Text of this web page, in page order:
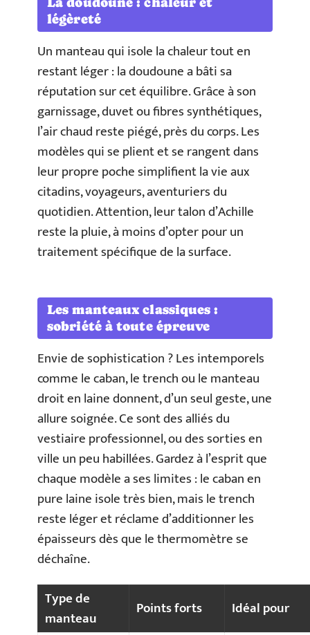
légèreté
Un manteau qui isole la chaleur tout en
restant léger : la doudoune a bâti sa
réputation sur cet équilibre. Grâce à son
garnissage, duvet ou fibres synthétiques,
l’air chaud reste piégé, près du corps. Les
modèles qui se plient et se rangent dans
leur propre poche simplifient la vie aux
citadins, voyageurs, aventuriers du
quotidien. Attention, leur talon d’Achille
reste la pluie, à moins d’opter pour un
traitement spécifique de la surface.
Les manteaux classiques :
sobriété à toute épreuve
Envie de sophistication ? Les intemporels
comme le caban, le trench ou le manteau
droit en laine donnent, d’un seul geste, une
allure soignée. Ce sont des alliés du
vestiaire professionnel, ou des sorties en
ville un peu habillées. Gardez à l’esprit que
chaque modèle a ses limites : le caban en
pure laine isole très bien, mais le trench
reste léger et réclame d’additionner les
épaisseurs dès que le thermomètre se
déchaîne.
Type de
manteau
Points forts Idéal pour